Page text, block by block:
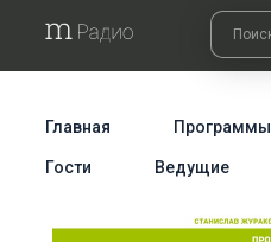
Главная Программы
Гости Ведущие